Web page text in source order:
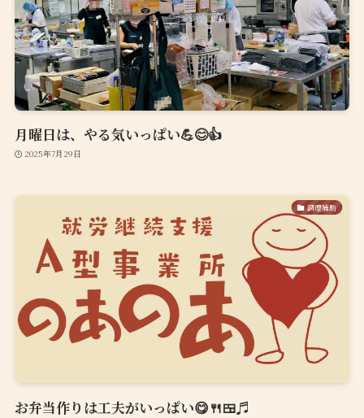
月曜日は、やる気いっぱい💪😊👍
2025年7月29日
調理補助
お弁当作りは工夫がいっぱい😋🍴🍱♬